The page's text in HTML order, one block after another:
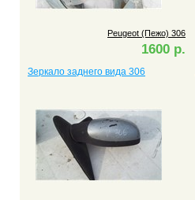
Peugeot (Пежо) 306
1600 р.
Зеркало заднего вида 306